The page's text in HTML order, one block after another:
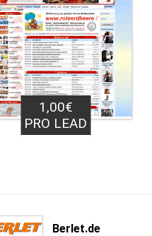
1,00€
PRO LEAD
Berlet.de